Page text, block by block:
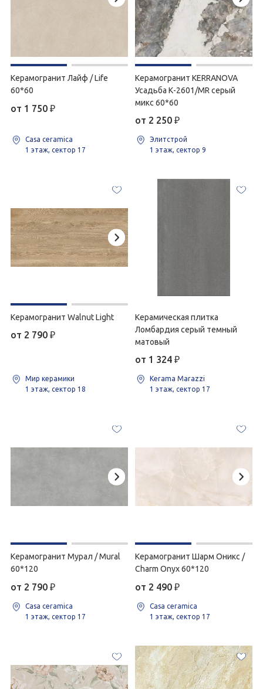
Керамогранит Лайф / Life
60*60
от 1 750 ₽
Casa ceramica
1 этаж, сектор 17
Керамогранит KERRANOVA
Усадьба К-2601/MR серый
микс 60*60
от 2 250 ₽
Элитстрой
1 этаж, сектор 9
Керамогранит Walnut Light
от 2 790 ₽
Мир керамики
1 этаж, сектор 18
Керамическая плитка
Ломбардия серый темный
матовый
от 1 324 ₽
Kerama Marazzi
1 этаж, сектор 17
Керамогранит Мурал / Mural
60*120
от 2 790 ₽
Casa ceramica
1 этаж, сектор 17
Керамогранит Шарм Оникс /
Charm Onyx 60*120
от 2 490 ₽
Casa ceramica
1 этаж, сектор 17